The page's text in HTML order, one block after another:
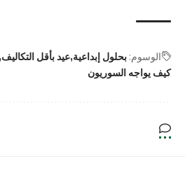
الوسوم: بحلول إبداعية عيد بأقل التكاليف
كيف يواجه السوريون